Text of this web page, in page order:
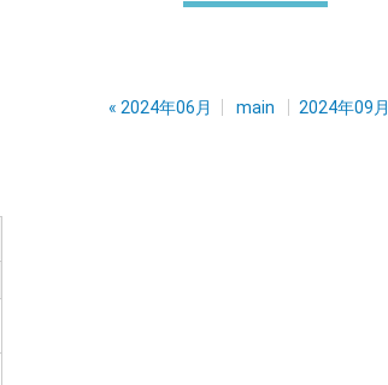
« 2024年06月 main 2024年09月